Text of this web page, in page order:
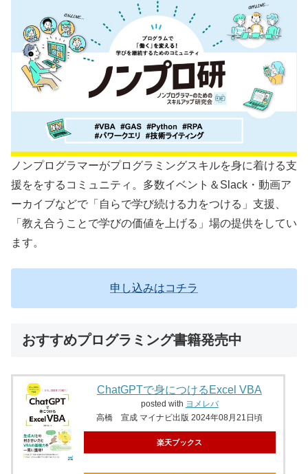
ノンプログラマーがプログラミングスキルを身に着ける支
援ををするコミュニティ。多数イベント＆Slack・動画ア
ーカイブなどで「自らで学び続ける力をつける」支援、
「教え合うことで学びの価値を上げる」場の提供をしてい
ます。
申し込みはコチラ
おすすめプログラミング書籍発売中
ChatGPTで身につけるExcel VBA
posted with ヨメレバ
高橋 宣成 マイナビ出版 2024年08月21日頃
楽天ブックス